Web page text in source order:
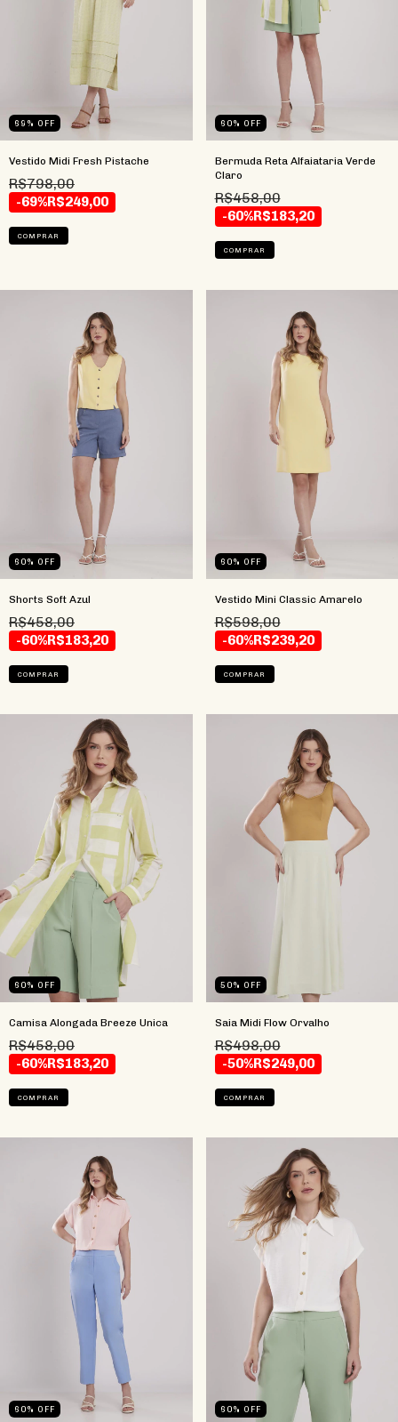
69 % OFF
Vestido Midi Fresh Pistache
R$798,00
-69%R$249,00
COMPRAR
60% OFF
Bermuda Reta Alfaiataria Verde
Claro
R$458,00
-60%R$183,20
COMPRAR
60% OFF
Shorts Soft Azul
R$458,00
-60%R$183,20
COMPRAR
60% OFF
Vestido Mini Classic Amarelo
R$598,00
-60%R$239,20
COMPRAR
60% OFF
Camisa Alongada Breeze Unica
R$458,00
-60%R$183,20
COMPRAR
50% OFF
Saia Midi Flow Orvalho
R$498,00
-50%R$249,00
COMPRAR
60% OFF 60% OFF